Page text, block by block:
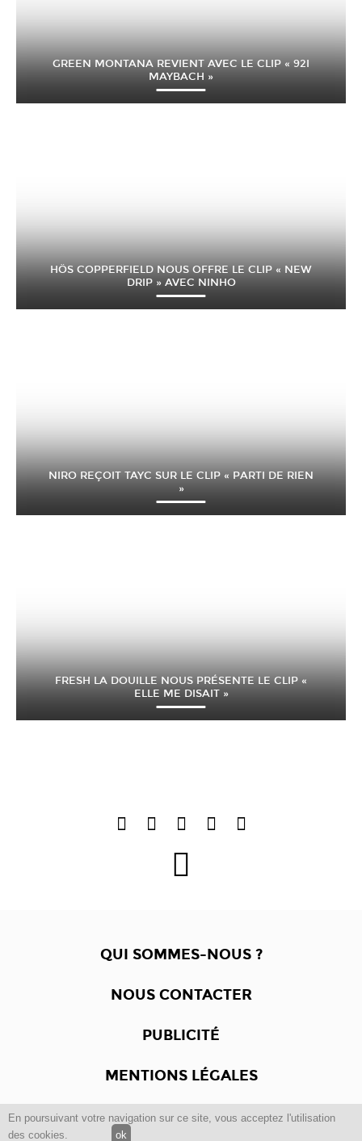
En poursuivant votre navigation sur ce site, vous acceptez l'utilisation
des cookies.
ok
GREEN MONTANA REVIENT AVEC LE CLIP « 92I
MAYBACH »
HÖS COPPERFIELD NOUS OFFRE LE CLIP « NEW
DRIP » AVEC NINHO
NIRO REÇOIT TAYC SUR LE CLIP « PARTI DE RIEN
»
FRESH LA DOUILLE NOUS PRÉSENTE LE CLIP «
ELLE ME DISAIT »
QUI SOMMES-NOUS ?
NOUS CONTACTER
PUBLICITÉ
MENTIONS LÉGALES
Copyright © 2012 -2017 - Tous droits réservés.